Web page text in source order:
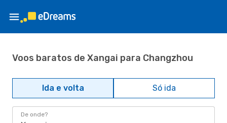
Voos baratos de Xangai para Changzhou
Ida e volta Só ida
De onde?